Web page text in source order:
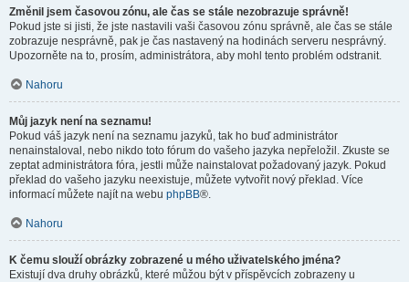
Změnil jsem časovou zónu, ale čas se stále nezobrazuje správně!
Pokud jste si jisti, že jste nastavili vaši časovou zónu správně, ale čas se stále
zobrazuje nesprávně, pak je čas nastavený na hodinách serveru nesprávný.
Upozorněte na to, prosím, administrátora, aby mohl tento problém odstranit.
Nahoru
Můj jazyk není na seznamu!
Pokud váš jazyk není na seznamu jazyků, tak ho buď administrátor
nenainstaloval, nebo nikdo toto fórum do vašeho jazyka nepřeložil. Zkuste se
zeptat administrátora fóra, jestli může nainstalovat požadovaný jazyk. Pokud
překlad do vašeho jazyku neexistuje, můžete vytvořit nový překlad. Více
informací můžete najít na webu phpBB®.
Nahoru
K čemu slouží obrázky zobrazené u mého uživatelského jména?
Existují dva druhy obrázků, které můžou být v příspěvcích zobrazeny u